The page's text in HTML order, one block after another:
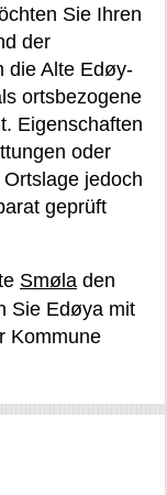
Sie Ihren
der
die Alte Edøy-
ortsbezogene
Eigenschaften
oder
jedoch
geprüft
Smøla den
Sie Edøya mit
Kommune